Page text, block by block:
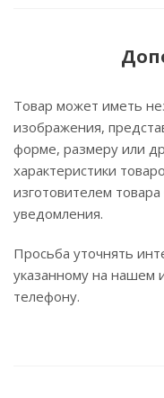
Товар может иметь
изображения,
форме, размеру или
характеристики
изготовителем
уведомления.
Просьба уточнять
указанному на нашем
телефону.